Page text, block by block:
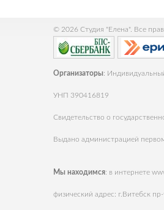
© 2026 Студия "Елена". Все
Организаторы:
УНП 390416819
Свидетельство о
Выдано администрацией
Мы находимся: в интернете
физический адрес: г.Витебск